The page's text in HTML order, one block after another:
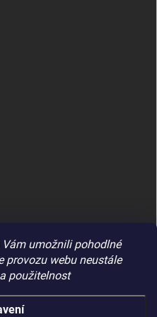
umožnili pohodlné
provozu webu neustále
použitelnost